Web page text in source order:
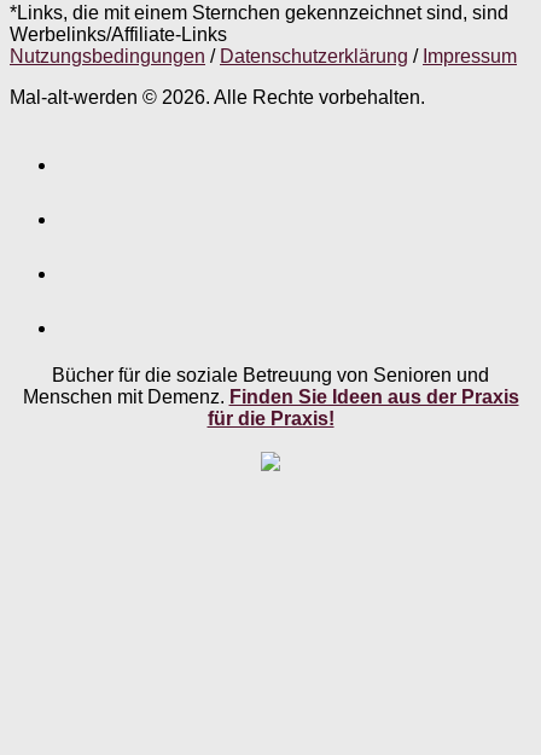
*Links, die mit einem Sternchen gekennzeichnet sind, sind
Werbelinks/Affiliate-Links
Nutzungsbedingungen / Datenschutzerklärung / Impressum
Mal-alt-werden © 2026. Alle Rechte vorbehalten.
Bücher für die soziale Betreuung von Senioren und
Menschen mit Demenz. Finden Sie Ideen aus der Praxis
für die Praxis!